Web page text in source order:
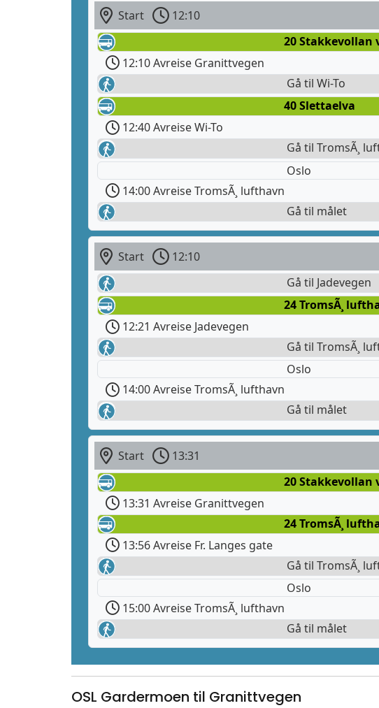
Start 12:10
20 Stakkevollan
12:10 Avreise Granittvegen
Gå til Wi-To
40 Slettaelva
12:40 Avreise Wi-To
Gå til TromsÃ¸
Oslo
14:00 Avreise TromsÃ¸ lufthavn
Gå til målet
Start 12:10
Gå til Jadevegen
24 TromsÃ¸
12:21 Avreise Jadevegen
Gå til TromsÃ¸
Oslo
14:00 Avreise TromsÃ¸ lufthavn
Gå til målet
Start 13:31
20 Stakkevollan
13:31 Avreise Granittvegen
24 TromsÃ¸
13:56 Avreise Fr. Langes gate
Gå til TromsÃ¸
Oslo
15:00 Avreise TromsÃ¸ lufthavn
Gå til målet
OSL Gardermoen til Granittvegen